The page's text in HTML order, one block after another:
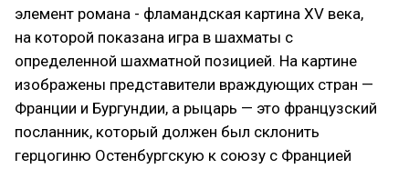
элемент романа - фламандская картина XV века,
на которой показана игра в шахматы с
определенной шахматной позицией. На картине
изображены представители враждующих стран —
Франции и Бургундии, а рыцарь — это французский
посланник, который должен был склонить
герцогиню Остенбургскую к союзу с Францией